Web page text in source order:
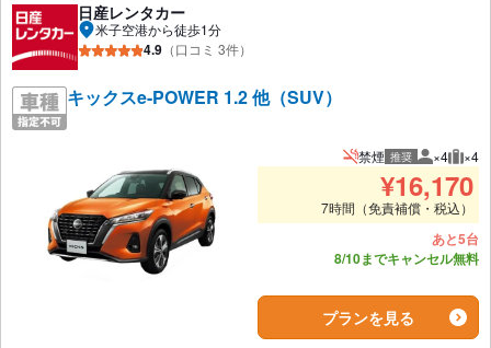
日産レンタカー
米子空港から徒歩1分
4.9 （口コミ 3件）
キックスe-POWER 1.2 他（SUV）
禁煙 推奨 推奨人数
×4 推
×4
¥16,170
7時間（免責補償・税込）
あと5台
8/10までキャンセル無料
プランを見る